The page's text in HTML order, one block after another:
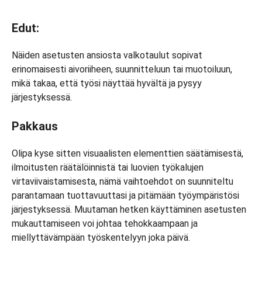
Edut:
Näiden asetusten ansiosta valkotaulut sopivat
erinomaisesti aivoriiheen, suunnitteluun tai muotoiluun,
mikä takaa, että työsi näyttää hyvältä ja pysyy
järjestyksessä.
Pakkaus
Olipa kyse sitten visuaalisten elementtien säätämisestä,
ilmoitusten räätälöinnistä tai luovien työkalujen
virtaviivaistamisesta, nämä vaihtoehdot on suunniteltu
parantamaan tuottavuuttasi ja pitämään työympäristösi
järjestyksessä. Muutaman hetken käyttäminen asetusten
mukauttamiseen voi johtaa tehokkaampaan ja
miellyttävämpään työskentelyyn joka päivä.